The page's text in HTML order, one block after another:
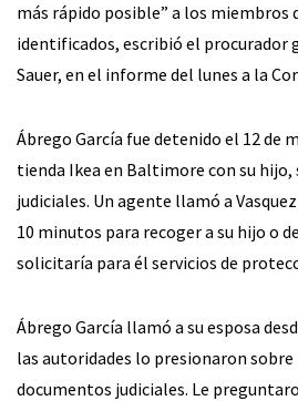
más rápido posible” a los miembros
identificados, escribió el procurador
Sauer, en el informe del lunes a la
Ábrego García fue detenido el 12 de
tienda Ikea en Baltimore con su
judiciales. Un agente llamó a
10 minutos para recoger a su hijo o
solicitaría para él servicios de
Ábrego García llamó a su esposa
las autoridades lo presionaron sobre
documentos judiciales. Le